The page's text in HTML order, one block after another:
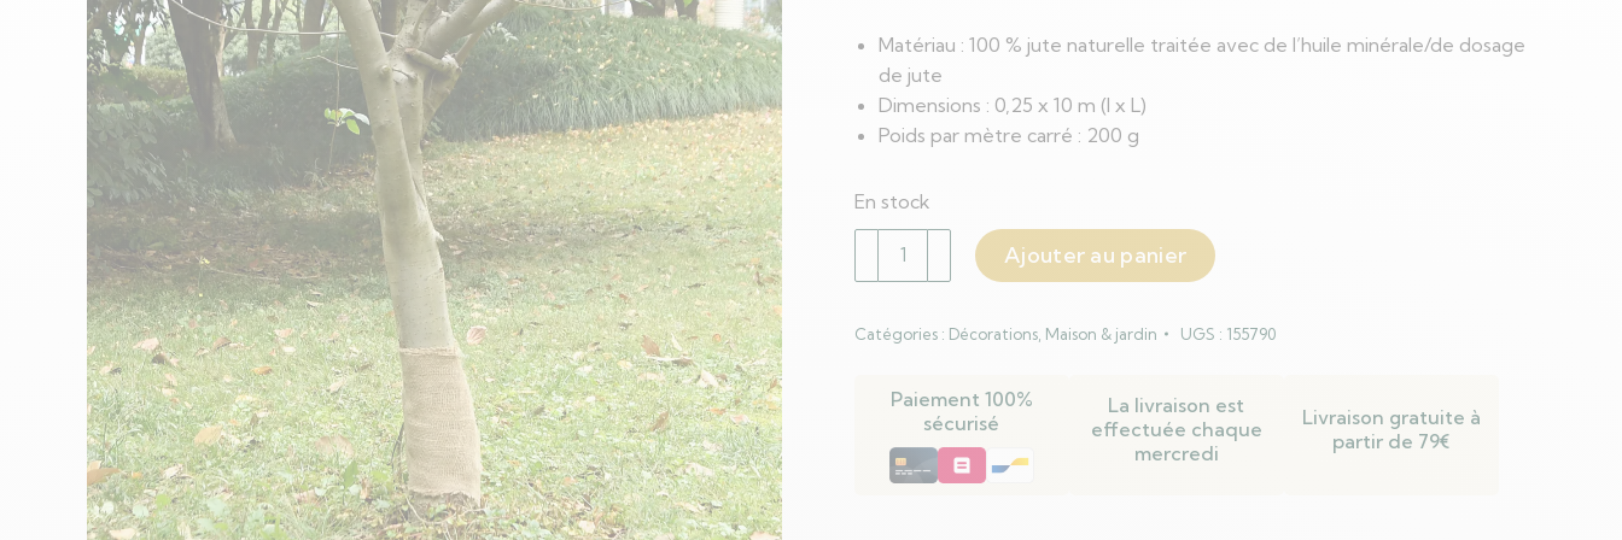
Matériau : 100 % jute naturelle traitée avec de l’huile minérale/de dosage
de jute
Dimensions : 0,25 x 10 m (l x L)
Poids par mètre carré : 200 g
En stock
quantité
de
0,25x10
Ajouter au panier
Catégories : Décorations Maison & jardin UGS : 155790
Paiement 100%
sécurisé
La livraison est
effectuée chaque
mercredi
Livraison gratuite à
partir de 79€